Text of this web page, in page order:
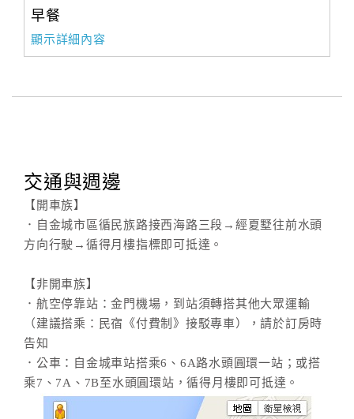
早餐
顯示詳細內容
交通與週邊
【開車族】
．自金城市區循民族路接西海路三段→經夏墅往前水頭
方向行駛→循得月樓指標即可抵達。
【非開車族】
．航空停靠站：金門機場，到站須轉搭其他大眾運輸
（建議搭乘：民宿《付費制》接駁專車），請於訂房時
告知
．公車：自金城車站搭乘6、6A路水頭圓環一站；或搭
乘7、7A、7B至水頭圓環站，循得月樓即可抵達。